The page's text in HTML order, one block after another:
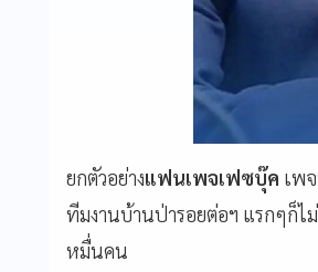
ยกตัวอย่างแฟนเพจเฟซบุ๊ค เพ
ทีมงานบ้านป่ารอยต่อฯ แรกๆก็ไ
หมื่นคน